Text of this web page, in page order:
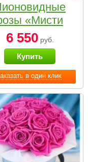
в один клик
«Мисти
бабблс» в
коробке
Small
6 550руб.
Купить